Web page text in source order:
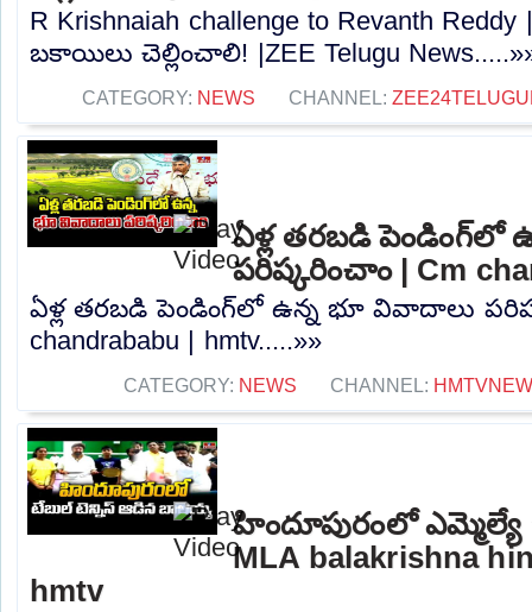
R Krishnaiah challenge to Revanth
బకాయిలు చెల్లించాలి! |ZEE Telugu
CATEGORY: NEWS CHANNEL:
ఏళ్ల తరబడి పెండింగ్‌లో
పరిష్కరించాం | Cm
ఏళ్ల తరబడి పెండింగ్‌లో ఉన్న భూ వివాదాలు
chandrababu | hmtv.....»»
CATEGORY: NEWS CHANNEL:
హిందూపురంలో ఎమ్మెల్యే
MLA balakrishna
hmtv